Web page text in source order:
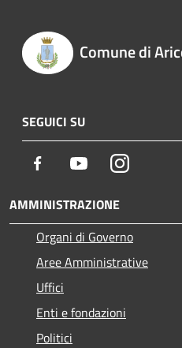
Comune di
SEGUICI SU
Facebook YoutubeInstagram
AMMINISTRAZIONE
Organi di Governo
Aree Amministrative
Uffici
Enti e fondazioni
Politici